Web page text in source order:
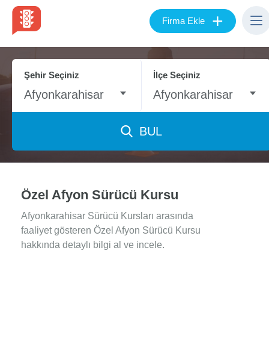
Firma Ekle +
Şehir Seçiniz
Afyonkarahisar
İlçe Seçiniz
Afyonkarahisar
BUL
Özel Afyon Sürücü Kursu
Afyonkarahisar Sürücü Kursları arasında
faaliyet gösteren Özel Afyon Sürücü Kursu
hakkında detaylı bilgi al ve incele.